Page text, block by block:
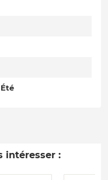
intéresser :